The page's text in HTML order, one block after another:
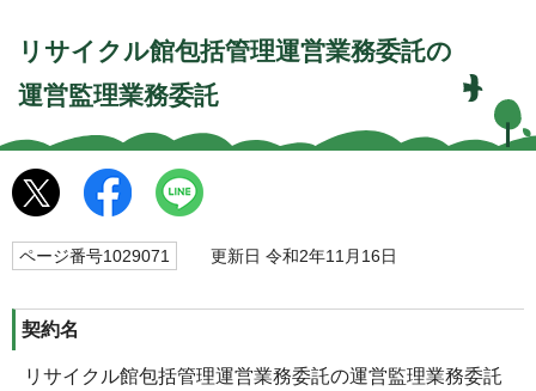
リサイクル館包括管理運営業務委託の
運営監理業務委託
ページ番号1029071 更新日 令和2年11月16日
契約名
リサイクル館包括管理運営業務委託の運営監理業務委託